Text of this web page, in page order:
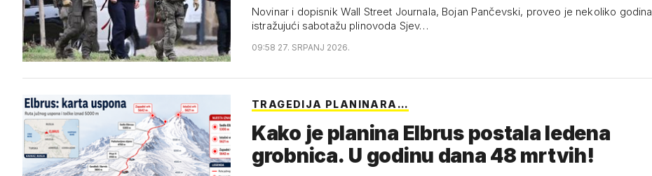
Novinar i dopisnik Wall Street Journala, Bojan Pančevski, proveo je nekoliko godina
istražujući sabotažu plinovoda Sjev…
09:58 27. SRPANJ 2026.
TRAGEDIJA PLANINARA…
Kako je planina Elbrus postala ledena
grobnica. U godinu dana 48 mrtvih!